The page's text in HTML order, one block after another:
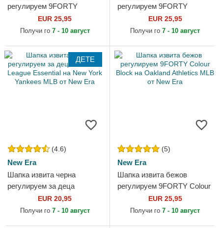
регулируем 9FORTY
League Essential на New
York Yankees MLB от New
EUR 25,95
Получи го 7 - 10 август
регулируем 9FORTY
League Essential на New
York Yankees MLB от New
EUR 25,95
Получи го 7 - 10 август
ДЕТЕ
(4.6)
New Era
Шапка извита черна
регулируем за деца
9FORTY League Essential
на New York Yankees MLB
EUR 20,95
Получи го 7 - 10 август
(5)
New Era
Шапка извита бежов
регулируем 9FORTY Colour
Block на Oakland Athletics
MLB от New Era
EUR 25,95
Получи го 7 - 10 август